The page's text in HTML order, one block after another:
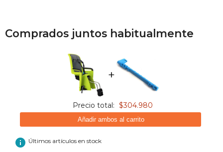
Comprados juntos habitualmente
+
Precio total: $304.980
Añadir ambos al carrito
info Últimos artículos en stock